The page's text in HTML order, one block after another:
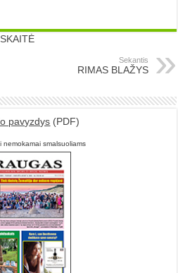
Sekantis
RIMAS BLAŽYS
pavyzdys (PDF)
nemokamai smalsuoliams